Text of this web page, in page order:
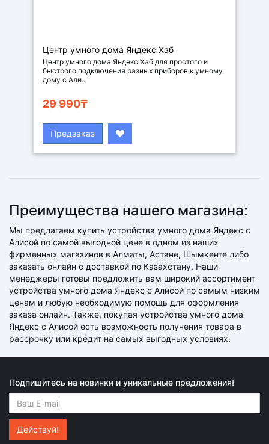
Центр умного дома Яндекс Хаб
Центр умного дома Яндекс Хаб для простого и
быстрого подключения разных приборов к умному
дому с Али..
29 990₸
Предзаказ
Преимущества нашего магазина:
Мы предлагаем купить устройства умного дома Яндекс с
Алисой по самой выгодной цене в одном из наших
фирменных магазинов в Алматы, Астане, Шымкенте либо
заказать онлайн с доставкой по Казахстану. Наши
менеджеры готовы предложить вам широкий ассортимент
устройства умного дома Яндекс с Алисой по самым низким
ценам и любую необходимую помощь для оформления
заказа онлайн. Также, покупая устройства умного дома
Яндекс с Алисой есть возможность получения товара в
рассрочку или кредит на самых выгодных условиях.
Подпишитесь на новинки и уникальные предложения!
Действуй!